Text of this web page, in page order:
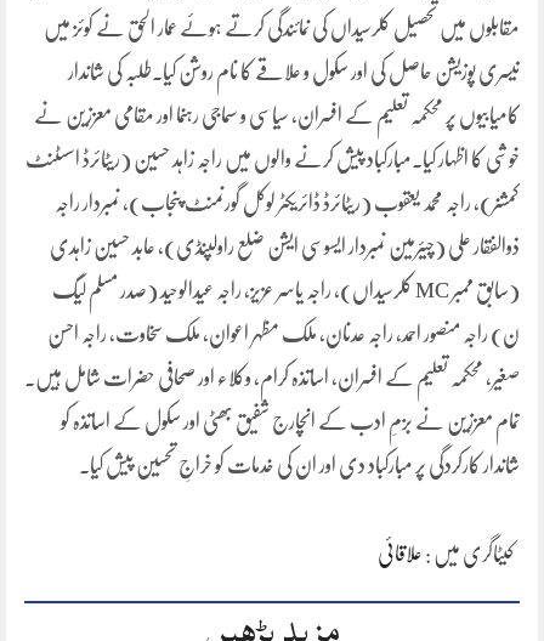
مقابلوں میں تحصیل کلرسیداں کی نمائندگی کرتے ہوئے عمار الحق نے کوئز میں
تیسری پوزیشن حاصل کی اور سکول و علاقے کا نام روشن کیا۔طلبہ کی شاندار
کامیابیوں پر محکمہ تعلیم کے افسران، سیاسی و سماجی رہنما اور مقامی معززین نے
خوشی کا اظہار کیا۔مبارکباد پیش کرنے والوں میں راجہ زاہد حسین (ریٹائرڈ اسسٹنٹ
کمشنر)، راجہ محمد یعقوب (ریٹائرڈ ڈائریکٹر لوکل گورنمنٹ پنجاب)، نمبردار راجہ
ذوالفقار علی (چیئرمین نمبردار ایسوسی ایشن ضلع راولپنڈی)، عابد حسین زاہدی
(سابق ممبر MC کلرسیداں)، راجہ یاسر عزیز، راجہ عیدالوحید (صدر مسلم لیگ
ن) راجہ منصور احمد، راجہ عدنان، ملک مظہر اعوان، ملک سخاوت، راجہ احسن
صغیر، محکمہ تعلیم کے افسران، اساتذہ کرام، وکلاء اور صحافی حضرات شامل ہیں۔
تمام معززین نے بزمِ ادب کے انچارج شفیق بھٹی اور سکول کے اساتذہ کو
شاندار کارکردگی پر مبارکباد دی اور ان کی خدمات کو خراجِ تحسین پیش کیا۔
کیٹاگری میں : علاقائی